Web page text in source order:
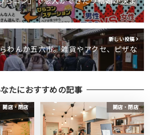
新しい投稿
わんか五六市。雑貨やアクセ、ピザな
たにおすすめの記事
開店・閉店 開店・閉店